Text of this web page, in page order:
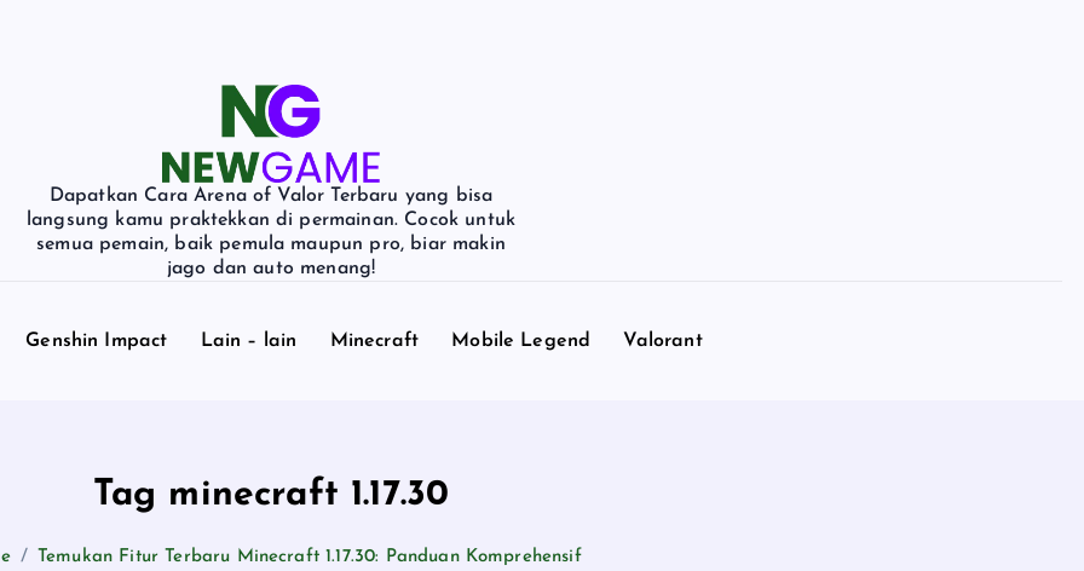
Dapatkan Cara Arena of Valor Terbaru yang bisa
langsung kamu praktekkan di permainan. Cocok untuk
semua pemain, baik pemula maupun pro, biar makin
jago dan auto menang!
Genshin Impact Lain – lain Minecraft Mobile Legend Valorant
Tag minecraft 1.17.30
Temukan Fitur Terbaru Minecraft 1.17.30: Panduan Komprehensif